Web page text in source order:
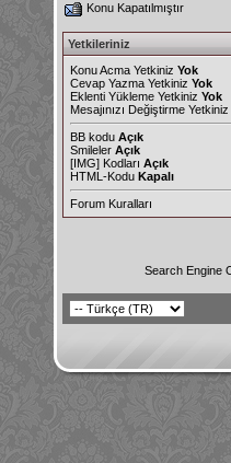
Konu Kapatılmıştır
Yetkileriniz
Konu Acma Yetkiniz Yok
Cevap Yazma Yetkiniz Yok
Eklenti Yükleme Yetkiniz Yok
Mesajınızı Değiştirme Yetkiniz
BB kodu Açık
Smileler Açık
[IMG] Kodları Açık
HTML-Kodu Kapalı
Forum Kuralları
Search Engine